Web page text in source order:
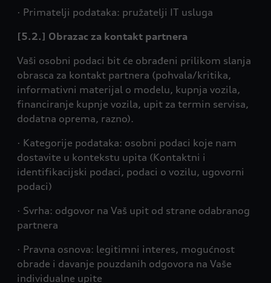
· Primatelji podataka: pružatelji IT usluga
[5.2.] Obrazac za kontakt partnera
Vaši osobni podaci bit će obrađeni prilikom slanja
obrasca za kontakt partnera (pohvala/kritika,
informativni materijal o modelu, kupnja vozila,
financiranje kupnje vozila, upit za termin servisa,
dodatna oprema, razno).
· Kategorije podataka: osobni podaci koje nam
dostavite u kontekstu upita (Kontaktni i
identifikacijski podaci, podaci o vozilu, ugovorni
podaci)
· Svrha: odgovor na Vaš upit od strane odabranog
partnera
· Pravna osnova: legitimni interes, mogućnost
obrade i davanje pouzdanih odgovora na Vaše
individualne upite